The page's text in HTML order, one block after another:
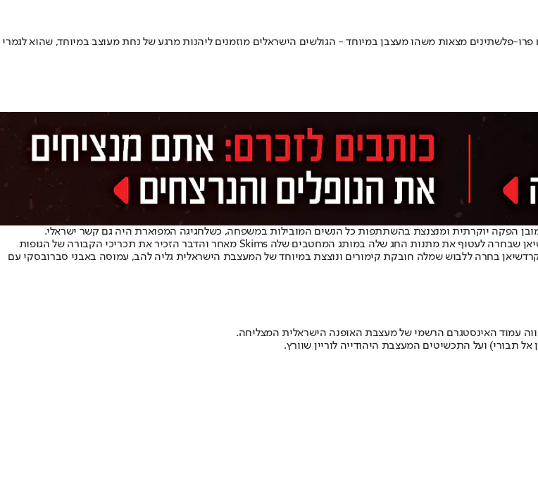
פלשתינים מצאות משהו מעצבן במיוחד - הגולשים הישראלים מוזמנים ליהנות מרגע של נחת מעוצב במיוחד, שהוא לגמרי
הפקה יוקרתית ומנצנצת בהשתתפות כל הנשים המובילות במשפחה, כשלחגיגה המפוארת היה גם קשר ישראלי.
בעוד הגולשים הפרו פלשתינים ברשת הביעו רוח חג והשקיעו את הנשמה בתקיפה של קים קרדשיאן שבחרה לעטוף את מתנות החג שלה במותג המחטבים שלה Skims מאחר והדבר הזכיר את תכריכי הקבורה של הגופות
בחרה ללבוש שמלה חובקת קימורים ונוצצת במיוחד של המעצבת הישראלית גליה להב, עמוסה באבני סברובסקי עם
עמוד האינסטגרם הרשמי של מעצבת האופנה הישראלית המצליחה.